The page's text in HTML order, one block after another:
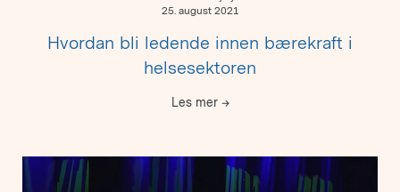
25. august 2021
Hvordan bli ledende innen bærekraft i
helsesektoren
Les mer →